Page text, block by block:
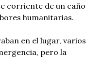
corriente de un caño
humanitarias.
en el lugar, varios
pero la